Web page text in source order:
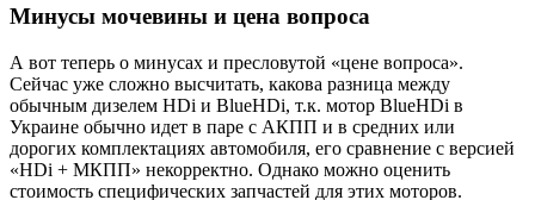
Минусы мочевины и цена вопроса
А вот теперь о минусах и пресловутой «цене вопроса».
Сейчас уже сложно высчитать, какова разница между
обычным дизелем HDi и BlueHDi, т.к. мотор BlueHDi в
Украине обычно идет в паре с АКПП и в средних или
дорогих комплектациях автомобиля, его сравнение с версией
«HDi + МКПП» некорректно. Однако можно оценить
стоимость специфических запчастей для этих моторов.